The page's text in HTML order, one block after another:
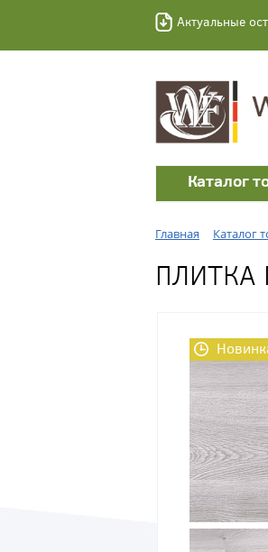
Актуальные
Каталог
Главная Каталог
ПЛИТКА